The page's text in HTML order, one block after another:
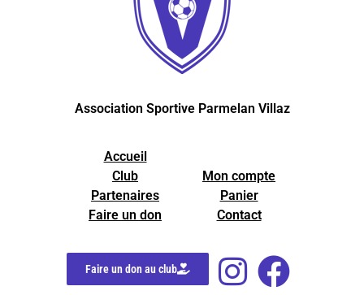
Association Sportive Parmelan Villaz
Accueil
Club
Partenaires
Faire un don
Mon compte
Panier
Contact
Faire un don au club